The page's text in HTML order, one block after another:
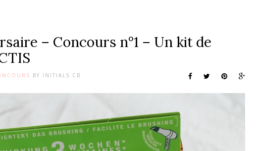
– Concours n°1 – Un kit de
BY INITIALS CB